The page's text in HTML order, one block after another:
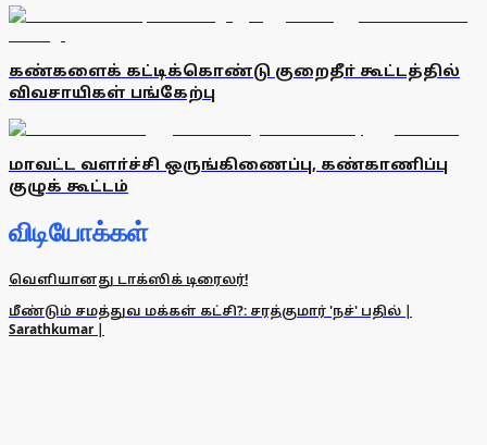
கண்களைக் கட்டிக்கொண்டு குறைதீா் கூட்டத்தில்
விவசாயிகள் பங்கேற்பு
மாவட்ட வளா்ச்சி ஒருங்கிணைப்பு, கண்காணிப்பு
குழுக் கூட்டம்
விடியோக்கள்
வெளியானது டாக்ஸிக் டிரைலர்!
மீண்டும் சமத்துவ மக்கள் கட்சி?: சரத்குமார் 'நச்' பதில் |
Sarathkumar |